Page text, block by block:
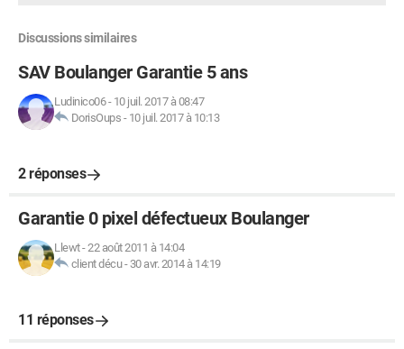
Discussions similaires
SAV Boulanger Garantie 5 ans
Ludinico06- 10 juil. 2017 à 08:47
DorisOups - 10 juil. 2017 à 10:13
2 réponses
Garantie 0 pixel défectueux Boulanger
Llewt-22 août 2011 à 14:04
client décu- 30 avr. 2014 à 14:19
11 réponses